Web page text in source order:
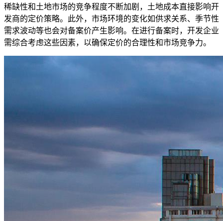
稀缺性和土地市场的竞争程度不断加剧，土地成本直接影响开
发商的定价策略。此外，市场环境的变化如供求关系、季节性
需求波动等也会对备案价产生影响。在进行备案时，开发企业
需综合考虑这些因素，以确保定价的合理性和市场竞争力。